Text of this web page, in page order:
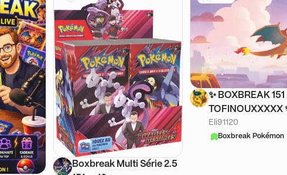
Boxbreak Multi Série 2.5
✨ BOXBREAK 151
TOFINOUXXXXX
VENEZ PRENDRE
DINGUERIES ✨
Eli91120
Boxbreak Pokémon